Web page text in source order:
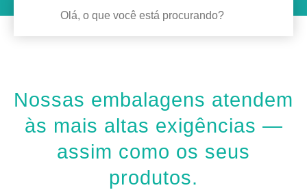
Nossas embalagens atendem
às mais altas exigências —
assim como os seus
produtos.